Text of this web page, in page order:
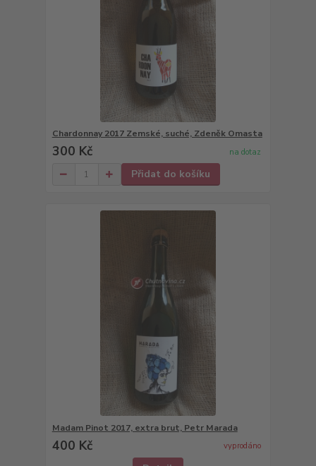
Chardonnay 2017 Zemské, suché, Zdeněk Omasta
300 Kč na dotaz
Přidat do košíku
Madam Pinot 2017, extra brut, Petr Marada
400 Kč vyprodáno